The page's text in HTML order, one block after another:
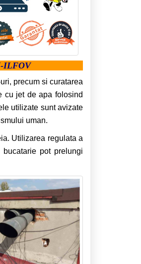
ILFOV
precum si curatarea
cu jet de apa folosind
utilizate sunt avizate
uman.
Utilizarea regulata a
pot prelungi